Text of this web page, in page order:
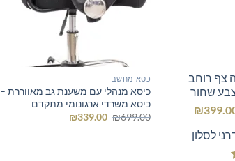
צף רוחב
₪המחיר
הוא:לסלון
כסא מחשב
כיסא מנהלי עם משענת גב מאווררת –
כיסא משרדי ארגונומי מתקדם
₪699.00
המחיר ₪339.00